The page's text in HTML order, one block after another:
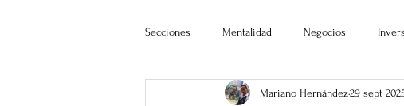
Secciones Mentalidad Negocios
Mariano Hernández29 sept